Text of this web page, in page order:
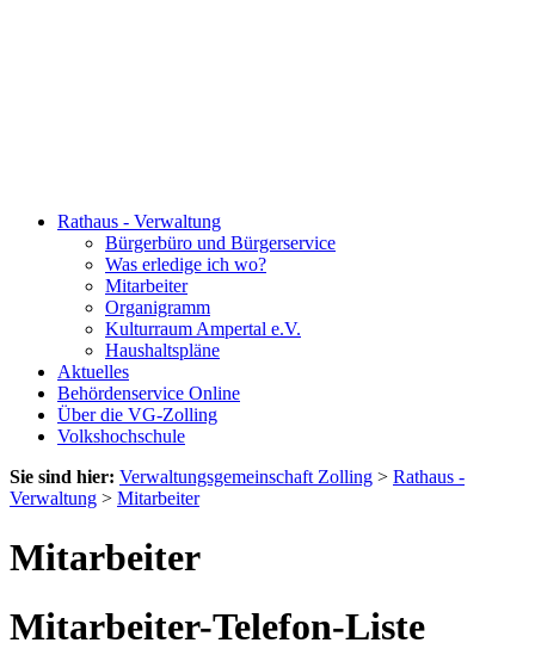
Rathaus - Verwaltung
Bürgerbüro und Bürgerservice
Was erledige ich wo?
Mitarbeiter
Organigramm
Kulturraum Ampertal e.V.
Haushaltspläne
Aktuelles
Behördenservice Online
Über die VG-Zolling
Volkshochschule
Sie sind hier: Verwaltungsgemeinschaft Zolling > Rathaus -
Verwaltung > Mitarbeiter
Mitarbeiter
Mitarbeiter-Telefon-Liste